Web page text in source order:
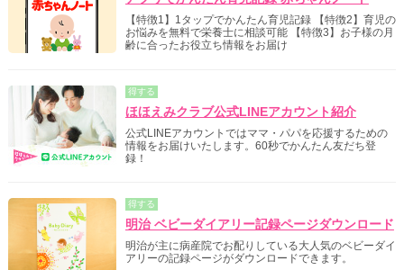
【特徴1】1タップでかんたん育児記録 【特徴2】育児の
お悩みを無料で栄養士に相談可能 【特徴3】お子様の月
齢に合ったお役立ち情報をお届け
得する
ほほえみクラブ公式LINEアカウント紹介
公式LINEアカウントではママ・パパを応援するための
情報をお届けいたします。60秒でかんたん友だち登
録！
得する
明治 ベビーダイアリー記録ページダウンロード
明治が主に病産院でお配りしている大人気のベビーダイ
アリーの記録ページがダウンロードできます。